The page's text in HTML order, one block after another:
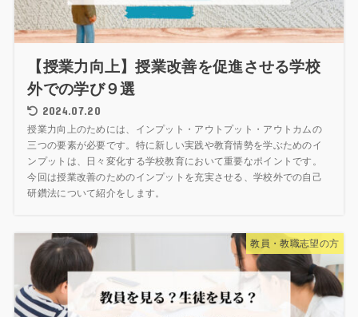
【授業力向上】授業改善を促進させる学校
外での学び９選
2024.07.20
授業力向上のためには、インプット・アウトプット・アウトカムの
三つの要素が必要です。特に新しい実践や教育情勢を学ぶためのイ
ンプットは、日々変化する学校教育において重要なポイントです。
今回は授業改善のためのインプットを充実させる、学校外での自己
研鑽法について紹介をします。
教員・教職志望の方